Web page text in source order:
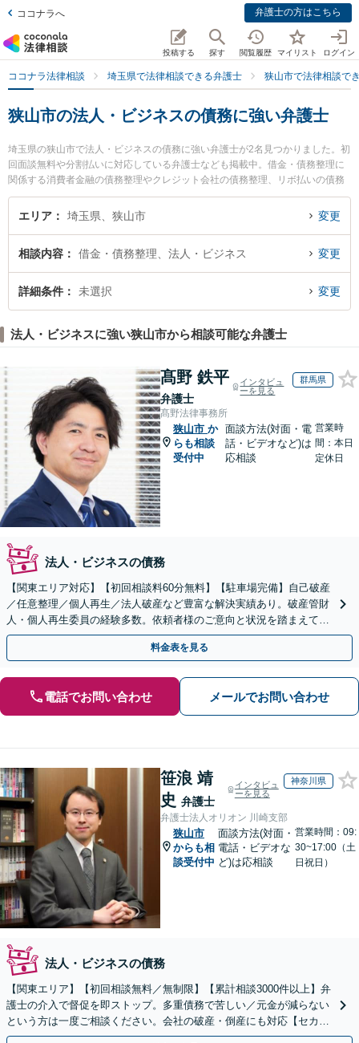
ココナラへ 弁護士の方はこちら
投稿する 探す 閲覧履歴 マイリスト ログイン
ココナラ法律相談 埼玉県で法律相談できる弁護士 狭山市で法律相談で
狭山市の法人・ビジネスの債務に強い弁護士
埼玉県の狭山市で法人・ビジネスの債務に強い弁護士が2名見つかりました。初
回面談無料や分割払いに対応している弁護士なども掲載中。借金・債務整理に
関係する消費者金融の債務整理やクレジット会社の債務整理、リボ払いの債務
整理等の細かな分野での絞り込み検索もでき便利です。特に小原・岡本法律事
務所の岡本 聡治弁護士や田島遼一法律事務所の田島 遼一弁護士のプロフィール
人・ビジネスの債務のトラブル解決の実績豊富な近くの弁護士を検索したい』
『初回相談無料で法人・ビジネスの債務を法律相談できる狭山市内の弁護士に
相談予約したい』などでお困りの相談者さんにおすすめです。
エリア 埼玉県、狭山市 変更
相談内容 借金・債務整理、法人・ビジネス 変更
詳細条件 未選択 変更
法人・ビジネスに強い狭山市から相談可能な弁護士
髙野 鉄平
弁護士
インタビュ
ーを見る
群馬県
髙野法律事務所
狭山市 か
らも相談
受付中
面談方法(対面・電
話・ビデオなど)は
応相談
営業時
間：本日
定休日
法人・ビジネスの債務
【関東エリア対応】【初回相談料60分無料】【駐車場完備】自己破産
／任意整理／個人再生／法人破産など豊富な解決実績あり。破産管財
人・個人再生委員の経験多数。依頼者様のご意向と状況を踏まえて最
善の解決方法をご提案いたします【休日・夜間対応可】
料金表を見る
電話でお問い合わせ メールでお問い合わせ
笹浪 靖
史 弁護士
インタビュ
ーを見る
神奈川県
弁護士法人オリオン 川崎支部
狭山市
からも相
談受付中
面談方法(対面・
電話・ビデオな
ど)は応相談
営業時間：09:
30~17:00（土
日祝日）
法人・ビジネスの債務
【関東エリア】【初回相談無料／無制限】【累計相談3000件以上】弁
護士の介入で督促を即ストップ。多重債務で苦しい／元金が減らない
という方は一度ご相談ください。会社の破産・倒産にも対応【セカン
ドオピニオン可】【分割払い・後払い可】